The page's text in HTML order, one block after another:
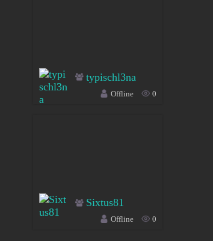
typischl3na
Offline 0
Sixtus81
Offline 0